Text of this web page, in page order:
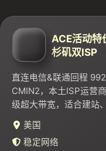
ACE活动特
杉矶双ISP
直连电信&联通回程
CMIN2，本土ISP运营
级超大带宽，适合建站
TikTok、ChatGPT 等项
Netflix、BBC、Hulu、
流平台。
美国
稳定网络